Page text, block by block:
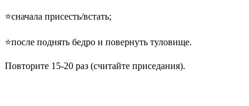
⭐сначала присесть/встать;
⭐после поднять бедро и повернуть туловище.
Повторите 15-20 раз (считайте приседания).